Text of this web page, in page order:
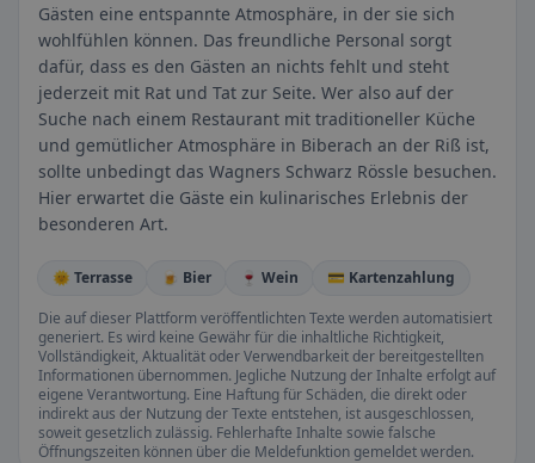
Gästen eine entspannte Atmosphäre, in der sie sich
wohlfühlen können. Das freundliche Personal sorgt
dafür, dass es den Gästen an nichts fehlt und steht
jederzeit mit Rat und Tat zur Seite. Wer also auf der
Suche nach einem Restaurant mit traditioneller Küche
und gemütlicher Atmosphäre in Biberach an der Riß ist,
sollte unbedingt das Wagners Schwarz Rössle besuchen.
Hier erwartet die Gäste ein kulinarisches Erlebnis der
besonderen Art.
🌞 Terrasse 🍺 Bier 🍷 Wein
💳 Kartenzahlung
Die auf dieser Plattform veröffentlichten Texte werden automatisiert
generiert. Es wird keine Gewähr für die inhaltliche Richtigkeit,
Vollständigkeit, Aktualität oder Verwendbarkeit der bereitgestellten
Informationen übernommen. Jegliche Nutzung der Inhalte erfolgt auf
eigene Verantwortung. Eine Haftung für Schäden, die direkt oder
indirekt aus der Nutzung der Texte entstehen, ist ausgeschlossen,
soweit gesetzlich zulässig. Fehlerhafte Inhalte sowie falsche
Öffnungszeiten können über die Meldefunktion gemeldet werden.